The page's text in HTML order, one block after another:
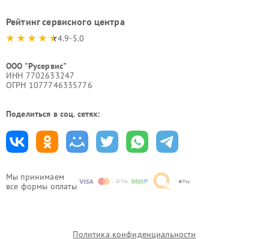
Мы принимаем
все формы оплаты
Рейтинг сервисного центра
4.9-5.0
ООО "Русервис"
ИНН 7702633247
ОГРН 1077746335776
Поделиться в соц. сетях:
Политика конфиденциальности